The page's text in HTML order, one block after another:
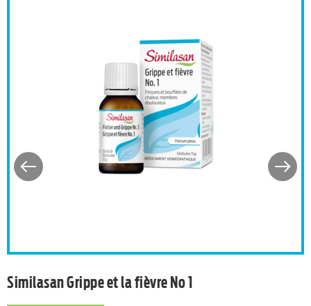
Similasan Grippe et la
Similasan Grippe et la fièvre No 1